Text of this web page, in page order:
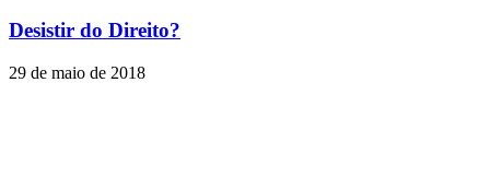
Desistir do Direito?
29 de maio de 2018